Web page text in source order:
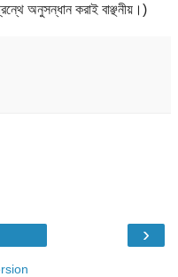
অনুসন্ধান করাই বাঞ্ছনীয়।)
›